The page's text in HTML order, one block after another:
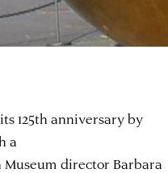
125th anniversary by
a
Museum directorBarbara